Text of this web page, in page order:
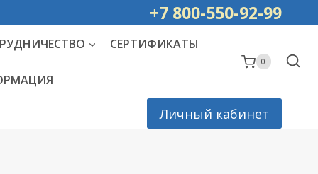
РОССИИ +7 800-550-92-99
СЕРТИФИКАТЫ
0
Личный кабинет